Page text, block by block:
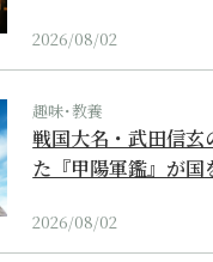
2026/08/02
趣味･教養
戦国大名・武田信玄
た『甲陽軍鑑』が
2026/08/02